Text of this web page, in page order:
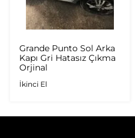
Grande Punto Sol Arka
Kapı Gri Hatasız Çıkma
Orjinal
İkinci El